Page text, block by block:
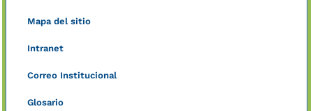
Mapa del sitio
Intranet
Correo Institucional
Glosario